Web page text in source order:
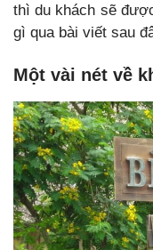
thì du khách sẽ
gì qua bài viết sau
Một vài nét về